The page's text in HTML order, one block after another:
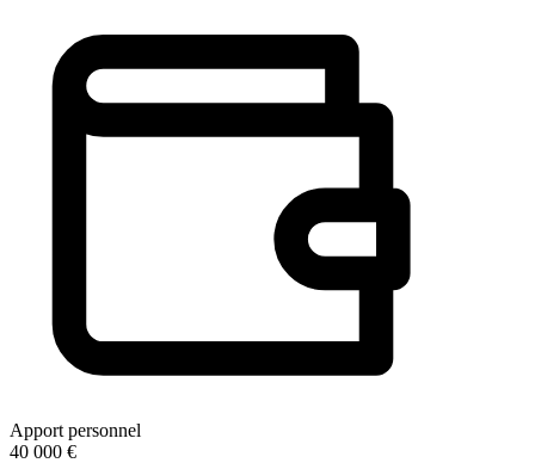
Apport personnel
40 000 €